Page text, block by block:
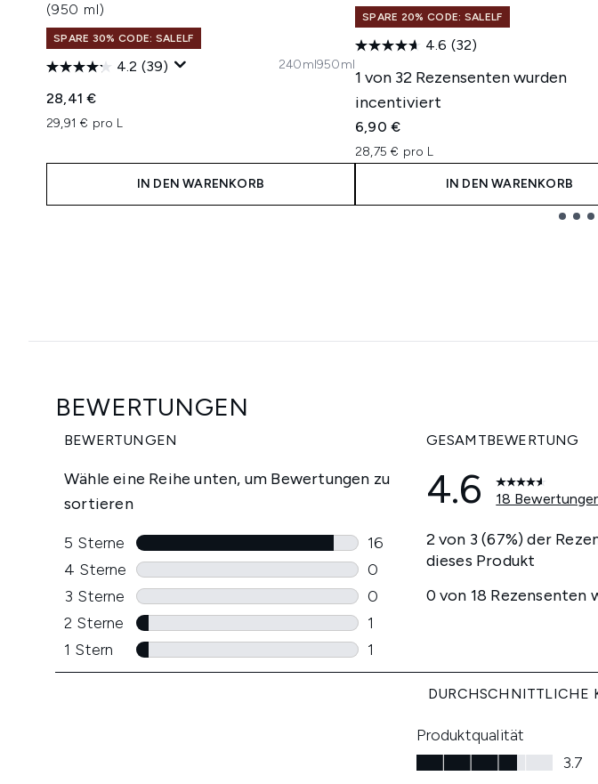
(950 ml)
SPARE 30% CODE: SALELF
4.2 (39)
28,41 €
29,91 € pro L
240ml950ml
IN DEN WARENKORB
SPARE 20% CODE: SALELF
4.6 (32)
1 von 32 Rezensenten wurden
incentiviert
6,90 €
28,75 € pro L
IN DEN WARENKORB